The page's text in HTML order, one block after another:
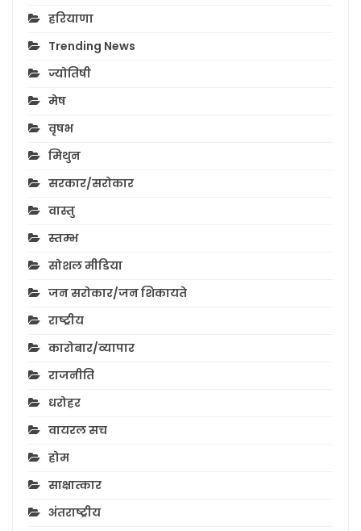
हरियाणा
Trending News
ज्योतिषी
मेष
वृषभ
मिथुन
सरकार/सरोकार
वास्तु
स्तम्भ
सोशल मीडिया
जन सरोकार/जन शिकायते
राष्ट्रीय
कारोबार/व्यापार
राजनीति
धरोहर
वायरल सच
होम
साक्षात्कार
अंतराष्ट्रीय